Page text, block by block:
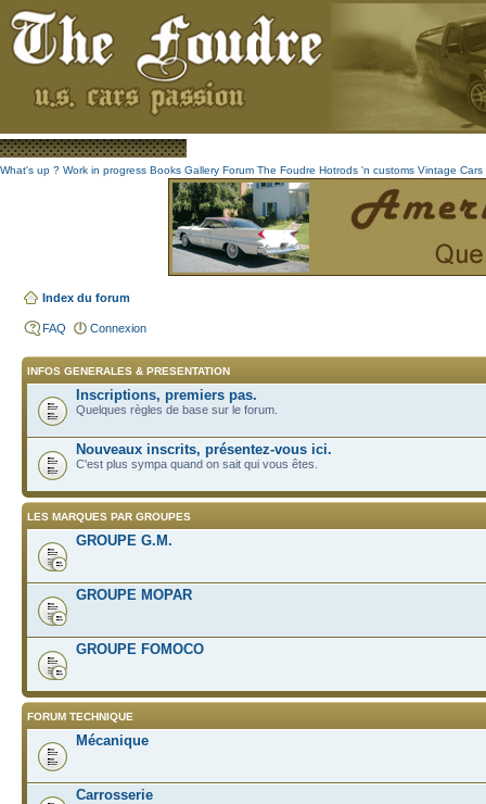
What's up ? Work in progress Books Gallery Forum The Foudre Hotrods 'n customs Vintage Cars
Index du forum
FAQ Connexion
INFOS GENERALES & PRESENTATION
Inscriptions, premiers pas.
Quelques règles de base sur le forum.
Nouveaux inscrits, présentez-vous ici.
C'est plus sympa quand on sait qui vous êtes.
LES MARQUES PAR GROUPES
GROUPE G.M.
GROUPE MOPAR
GROUPE FOMOCO
FORUM TECHNIQUE
Mécanique
Carrosserie